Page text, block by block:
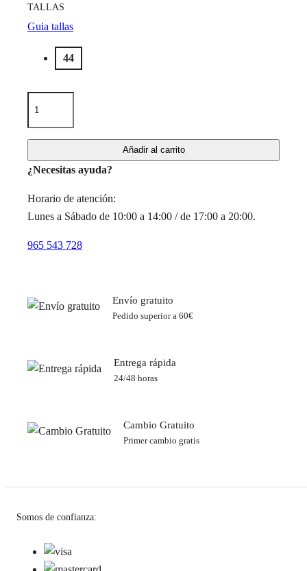
TALLAS
Guia tallas
44
Añadir al carrito
¿Necesitas ayuda?
Horario de atención:
Lunes a Sábado de 10:00 a 14:00 / de 17:00 a 20:00.
965 543 728
Envío gratuito
Pedido superior a 60€
Entrega rápida
24/48 horas
Cambio Gratuito
Primer cambio gratis
Somos de confianza: